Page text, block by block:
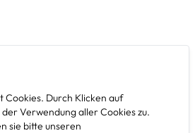
Cookies. Durch Klicken auf
Verwendung aller Cookies zu.
sie bitte unseren